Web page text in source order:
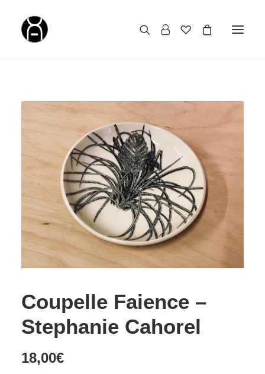
Coupelle Faience –
Stephanie Cahorel
18,00€